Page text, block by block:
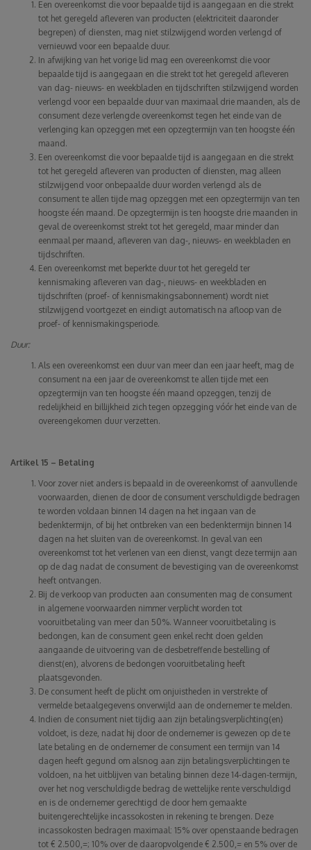
Een overeenkomst die voor bepaalde tijd is aangegaan en die strekt
tot het geregeld afleveren van producten (elektriciteit daaronder
begrepen) of diensten, mag niet stilzwijgend worden verlengd of
vernieuwd voor een bepaalde duur.
In afwijking van het vorige lid mag een overeenkomst die voor
bepaalde tijd is aangegaan en die strekt tot het geregeld afleveren
van dag- nieuws- en weekbladen en tijdschriften stilzwijgend worden
verlengd voor een bepaalde duur van maximaal drie maanden, als de
consument deze verlengde overeenkomst tegen het einde van de
verlenging kan opzeggen met een opzegtermijn van ten hoogste één
maand.
Een overeenkomst die voor bepaalde tijd is aangegaan en die strekt
tot het geregeld afleveren van producten of diensten, mag alleen
stilzwijgend voor onbepaalde duur worden verlengd als de
consument te allen tijde mag opzeggen met een opzegtermijn van ten
hoogste één maand. De opzegtermijn is ten hoogste drie maanden in
geval de overeenkomst strekt tot het geregeld, maar minder dan
eenmaal per maand, afleveren van dag-, nieuws- en weekbladen en
tijdschriften.
Een overeenkomst met beperkte duur tot het geregeld ter
kennismaking afleveren van dag-, nieuws- en weekbladen en
tijdschriften (proef- of kennismakingsabonnement) wordt niet
stilzwijgend voortgezet en eindigt automatisch na afloop van de
proef- of kennismakingsperiode.
Duur:
Als een overeenkomst een duur van meer dan een jaar heeft, mag de
consument na een jaar de overeenkomst te allen tijde met een
opzegtermijn van ten hoogste één maand opzeggen, tenzij de
redelijkheid en billijkheid zich tegen opzegging vóór het einde van de
overeengekomen duur verzetten.
Artikel 15 – Betaling
Voor zover niet anders is bepaald in de overeenkomst of aanvullende
voorwaarden, dienen de door de consument verschuldigde bedragen
te worden voldaan binnen 14 dagen na het ingaan van de
bedenktermijn, of bij het ontbreken van een bedenktermijn binnen 14
dagen na het sluiten van de overeenkomst. In geval van een
overeenkomst tot het verlenen van een dienst, vangt deze termijn aan
op de dag nadat de consument de bevestiging van de overeenkomst
heeft ontvangen.
Bij de verkoop van producten aan consumenten mag de consument
in algemene voorwaarden nimmer verplicht worden tot
vooruitbetaling van meer dan 50%. Wanneer vooruitbetaling is
bedongen, kan de consument geen enkel recht doen gelden
aangaande de uitvoering van de desbetreffende bestelling of
dienst(en), alvorens de bedongen vooruitbetaling heeft
plaatsgevonden.
De consument heeft de plicht om onjuistheden in verstrekte of
vermelde betaalgegevens onverwijld aan de ondernemer te melden.
Indien de consument niet tijdig aan zijn betalingsverplichting(en)
voldoet, is deze, nadat hij door de ondernemer is gewezen op de te
late betaling en de ondernemer de consument een termijn van 14
dagen heeft gegund om alsnog aan zijn betalingsverplichtingen te
voldoen, na het uitblijven van betaling binnen deze 14-dagen-termijn,
over het nog verschuldigde bedrag de wettelijke rente verschuldigd
en is de ondernemer gerechtigd de door hem gemaakte
buitengerechtelijke incassokosten in rekening te brengen. Deze
incassokosten bedragen maximaal: 15% over openstaande bedragen
tot € 2.500,=; 10% over de daaropvolgende € 2.500,= en 5% over de